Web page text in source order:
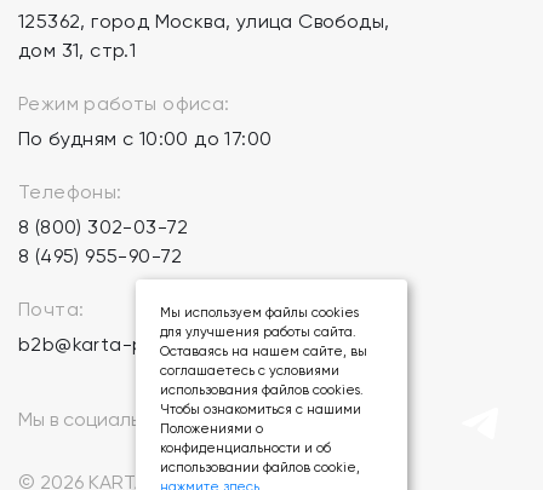
125362, город Москва, улица Свободы,
дом 31, стр.1
Режим работы офиса:
По будням с 10:00 до 17:00
Телефоны:
8 (800) 302-03-72
8 (495) 955-90-72
Почта:
b2b@karta-podarkov.ru
© 2026 KARTA-PODARKOV.RU.
Мы в социальных сетях:
Мы используем файлы cookies
для улучшения работы сайта.
Оставаясь на нашем сайте, вы
соглашаетесь с условиями
использования файлов cookies.
Чтобы ознакомиться с нашими
Положениями о
конфиденциальности и об
использовании файлов cookie,